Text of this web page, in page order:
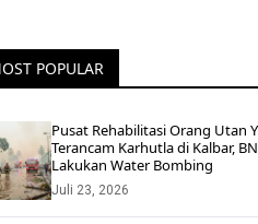
POPULAR
Pusat Rehabilitasi Orang Utan
Terancam Karhutla di Kalbar,
Lakukan Water Bombing
Juli 23, 2026